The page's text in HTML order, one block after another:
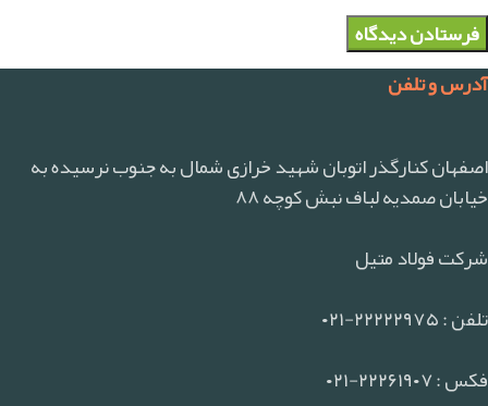
آدرس و تلفن
اصفهان کنارگذر اتوبان شهید خرازی شمال به جنوب نرسیده به
خیابان صمدیه لباف نبش کوچه ۸۸
شرکت فولاد متیل
تلفن : ۲۲۲۲۲۹۷۵-۰۲۱
فکس : ۲۲۲۶۱۹۰۷-۰۲۱